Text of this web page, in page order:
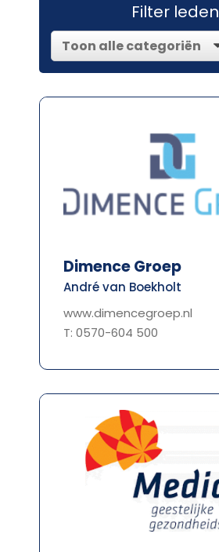
Filter leden
Dimence Groep
André van Boekholt
www.dimencegroep.nl
T: 0570-604 500